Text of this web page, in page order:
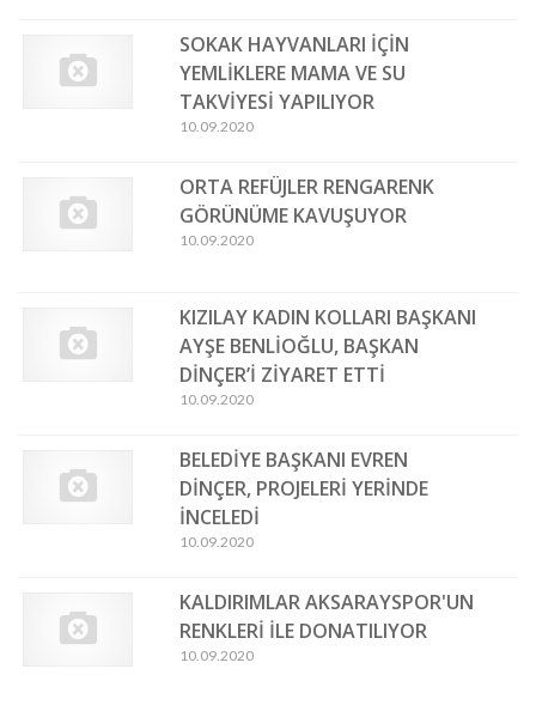
SOKAK HAYVANLARI İÇİN
YEMLİKLERE MAMA VE SU
TAKVİYESİ YAPILIYOR
10.09.2020
ORTA REFÜJLER RENGARENK
GÖRÜNÜME KAVUŞUYOR
10.09.2020
KIZILAY KADIN KOLLARI BAŞKANI
AYŞE BENLİOĞLU, BAŞKAN
DİNÇER’İ ZİYARET ETTİ
10.09.2020
BELEDİYE BAŞKANI EVREN
DİNÇER, PROJELERİ YERİNDE
İNCELEDİ
10.09.2020
KALDIRIMLAR AKSARAYSPOR'UN
RENKLERİ İLE DONATILIYOR
10.09.2020